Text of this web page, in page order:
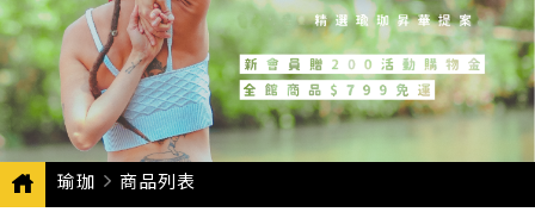
瑜珈 CURRENT:
商品列表